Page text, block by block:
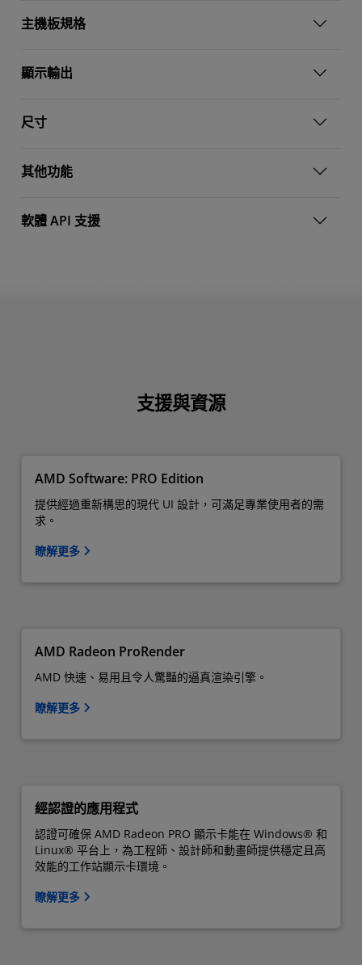
主機板規格
顯示輸出
尺寸
其他功能
軟體 API 支援
支援與資源
AMD Software: PRO Edition
提供經過重新構思的現代 UI 設計，可滿足專業使用者的需
求。
瞭解更多
AMD Radeon ProRender
AMD 快速、易用且令人驚豔的逼真渲染引擎。
瞭解更多
經認證的應用程式
認證可確保 AMD Radeon PRO 顯示卡能在 Windows® 和
Linux® 平台上，為工程師、設計師和動畫師提供穩定且高
效能的工作站顯示卡環境。
瞭解更多